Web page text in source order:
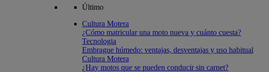
Último
Cultura Motera
¿Cómo matricular una moto nueva y cuánto cuesta?
Tecnologia
Embrague húmedo: ventajas, desventajas y uso habitual
Cultura Motera
¿Hay motos que se pueden conducir sin carnet?